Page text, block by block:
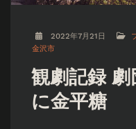
2022年7月21日
金沢市
観劇記録
に金平糖